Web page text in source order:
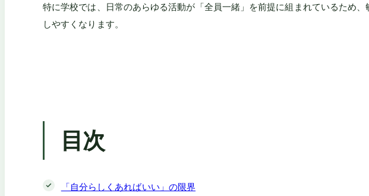
特に学校では、日常のあらゆる活動が「全員一緒」を前提に組まれているため
しやすくなります。
目次
「自分らしくあればいい」の限界